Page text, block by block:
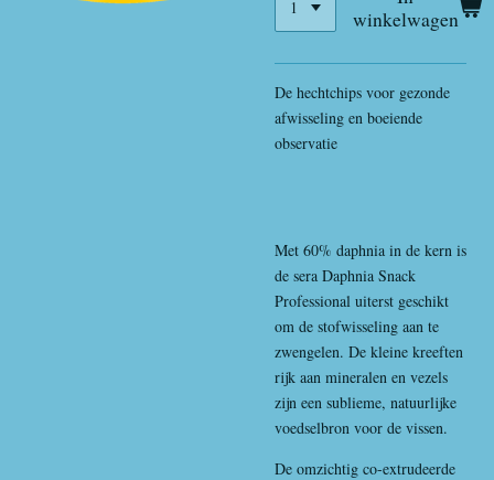
winkelwagen
De hechtchips voor gezonde
afwisseling en boeiende
observatie
Met 60% daphnia in de kern is
de sera Daphnia Snack
Professional uiterst geschikt
om de stofwisseling aan te
zwengelen. De kleine kreeften
rijk aan mineralen en vezels
zijn een sublieme, natuurlijke
voedselbron voor de vissen.
De omzichtig co-extrudeerde